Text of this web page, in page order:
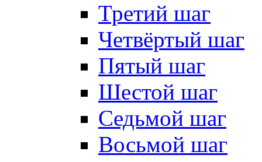
Третий шаг
Четвёртый шаг
Пятый шаг
Шестой шаг
Седьмой шаг
Восьмой шаг